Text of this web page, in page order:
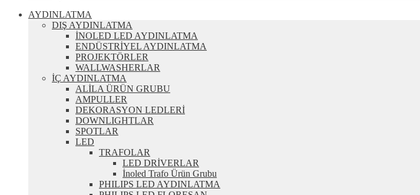
AYDINLATMA
DIŞ AYDINLATMA
İNOLED LED AYDINLATMA
ENDÜSTRİYEL AYDINLATMA
PROJEKTÖRLER
WALLWASHERLAR
İÇ AYDINLATMA
ALİLA ÜRÜN GRUBU
AMPULLER
DEKORASYON LEDLERİ
DOWNLIGHTLAR
SPOTLAR
LED
TRAFOLAR
LED DRİVERLAR
İnoled Trafo Ürün Grubu
PHILIPS LED AYDINLATMA